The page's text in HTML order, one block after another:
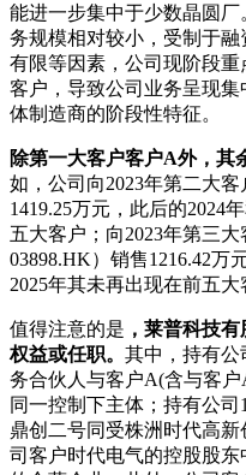
能进一步集中于少数晶圆
务规模相对较小，受制于
有限等因素，公司现阶段
客户，导致公司业务呈现
体制造商的阶段性特征。
除第一大客户客户A外，其
如，公司向2023年第二大
1419.25万元，此后的2024
五大客户；向2023年第三大
03898.HK）销售1216.42万
2025年其未再出现在前五大
值得注意的是 ，莱普科技
权益或任职。 其中，持有公
务合伙人与客户A(含与客
同一控制下主体；持有公司
鼎创二号同受株洲时代高
司客户时代电气的控股股